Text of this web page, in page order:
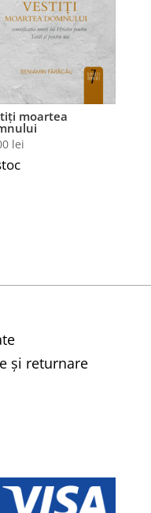
moartea
lei
și returnare